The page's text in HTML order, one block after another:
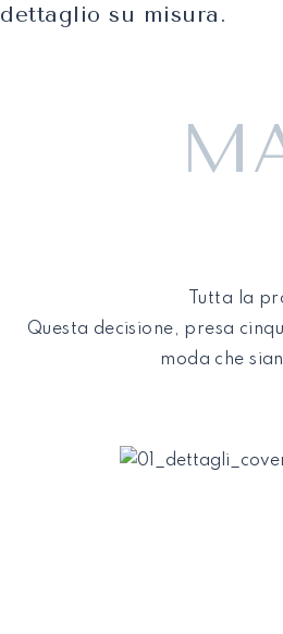
dettaglio su misura.
Tutta la
Questa decisione, presa
moda che